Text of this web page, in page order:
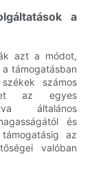
a
azt a módot,
támogatásban
számos
az egyes
általános
és
az
valóban